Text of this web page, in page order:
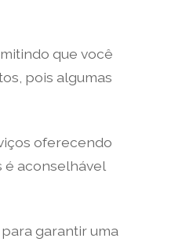
que você
pois algumas
oferecendo
é aconselhável
garantir uma